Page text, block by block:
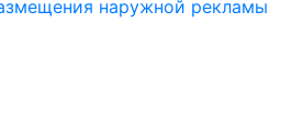
наружной рекламы